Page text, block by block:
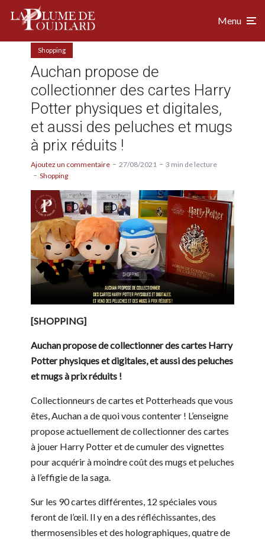
Menu
Shopping
Auchan propose de
collectionner des cartes Harry
Potter physiques et digitales,
et aussi des peluches et mugs
à prix réduits !
Ajoutez un commentaire 27/08/2021
3 min de lecture
Shopping
[SHOPPING]
Auchan propose de collectionner des cartes Harry
Potter physiques et digitales, et aussi des peluches
et mugs à prix réduits !
Collectionneurs de cartes et Potterheads que vous
êtes, Auchan a de quoi vous contenter ! L’enseigne
propose actuellement de collectionner des cartes
à jouer Harry Potter et de cumuler des vignettes
pour acquérir à moindre coût des mugs et peluches
à l’effigie de la saga.
Sur les 90 cartes différentes, 12 spéciales vous
feront de l’œil. Il y en a des réfléchissantes, des
thermosensibles et des holographiques, quatre de